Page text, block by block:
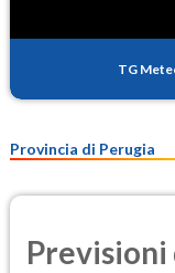
TG
Provincia di Perugia